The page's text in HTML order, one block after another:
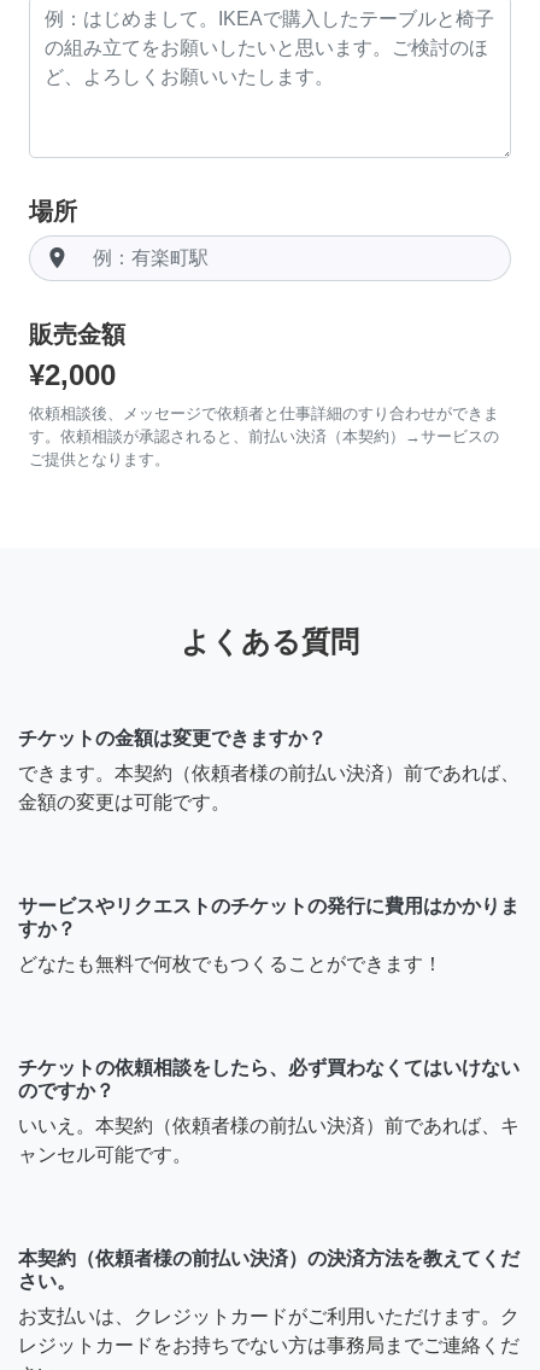
場所
room
販売金額
¥2,000
依頼相談後、メッセージで依頼者と仕事詳細のすり合わせができま
す。依頼相談が承認されると、前払い決済（本契約）→サービスの
ご提供となります。
よくある質問
チケットの金額は変更できますか？
できます。本契約（依頼者様の前払い決済）前であれば、
金額の変更は可能です。
サービスやリクエストのチケットの発行に費用はかかりま
すか？
どなたも無料で何枚でもつくることができます！
チケットの依頼相談をしたら、必ず買わなくてはいけない
のですか？
いいえ。本契約（依頼者様の前払い決済）前であれば、キ
ャンセル可能です。
本契約（依頼者様の前払い決済）の決済方法を教えてくだ
さい。
お支払いは、クレジットカードがご利用いただけます。ク
レジットカードをお持ちでない方は事務局までご連絡くだ